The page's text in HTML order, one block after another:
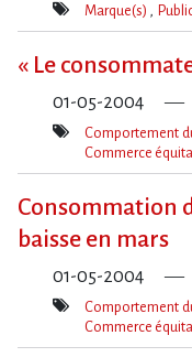
Mot(s)-
Marque(s)
« Le
01-05-2004
Mot(s)-
Comportement
Commerce
Consommation
baisse en mars
01-05-2004
Mot(s)-
Comportement
Commerce